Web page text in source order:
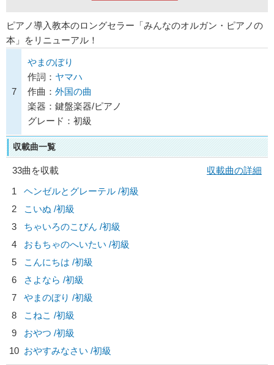
ピアノ導入教本のロングセラー「みんなのオルガン・ピアノの
本」をリニューアル！
7
やまのぼり
作詞： ヤマハ
作曲： 外国の曲
楽器：鍵盤楽器/ピアノ
グレード：初級
収載曲一覧
33曲を収載
収載曲の詳細
1
ヘンゼルとグレーテル /初級
2
こいぬ /初級
3
ちゃいろのこびん /初級
4
おもちゃのへいたい /初級
5
こんにちは /初級
6
さよなら /初級
7
やまのぼり /初級
8
こねこ /初級
9
おやつ /初級
10 おやすみなさい /初級